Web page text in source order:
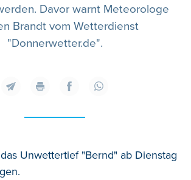
Davor warnt Meteorologe
Brandt vom Wetterdienst
"Donnerwetter.de".
Unwettertief "Bernd" ab Dienstag